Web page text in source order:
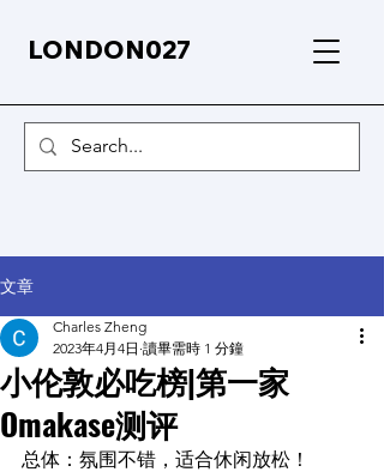
LONDON027
文章
小伦敦必吃榜|第一家
Omakase测评
Charles Zheng
2023年4月4日 讀畢需時 1 分鐘
总体：氛围不错，适合休闲放松！